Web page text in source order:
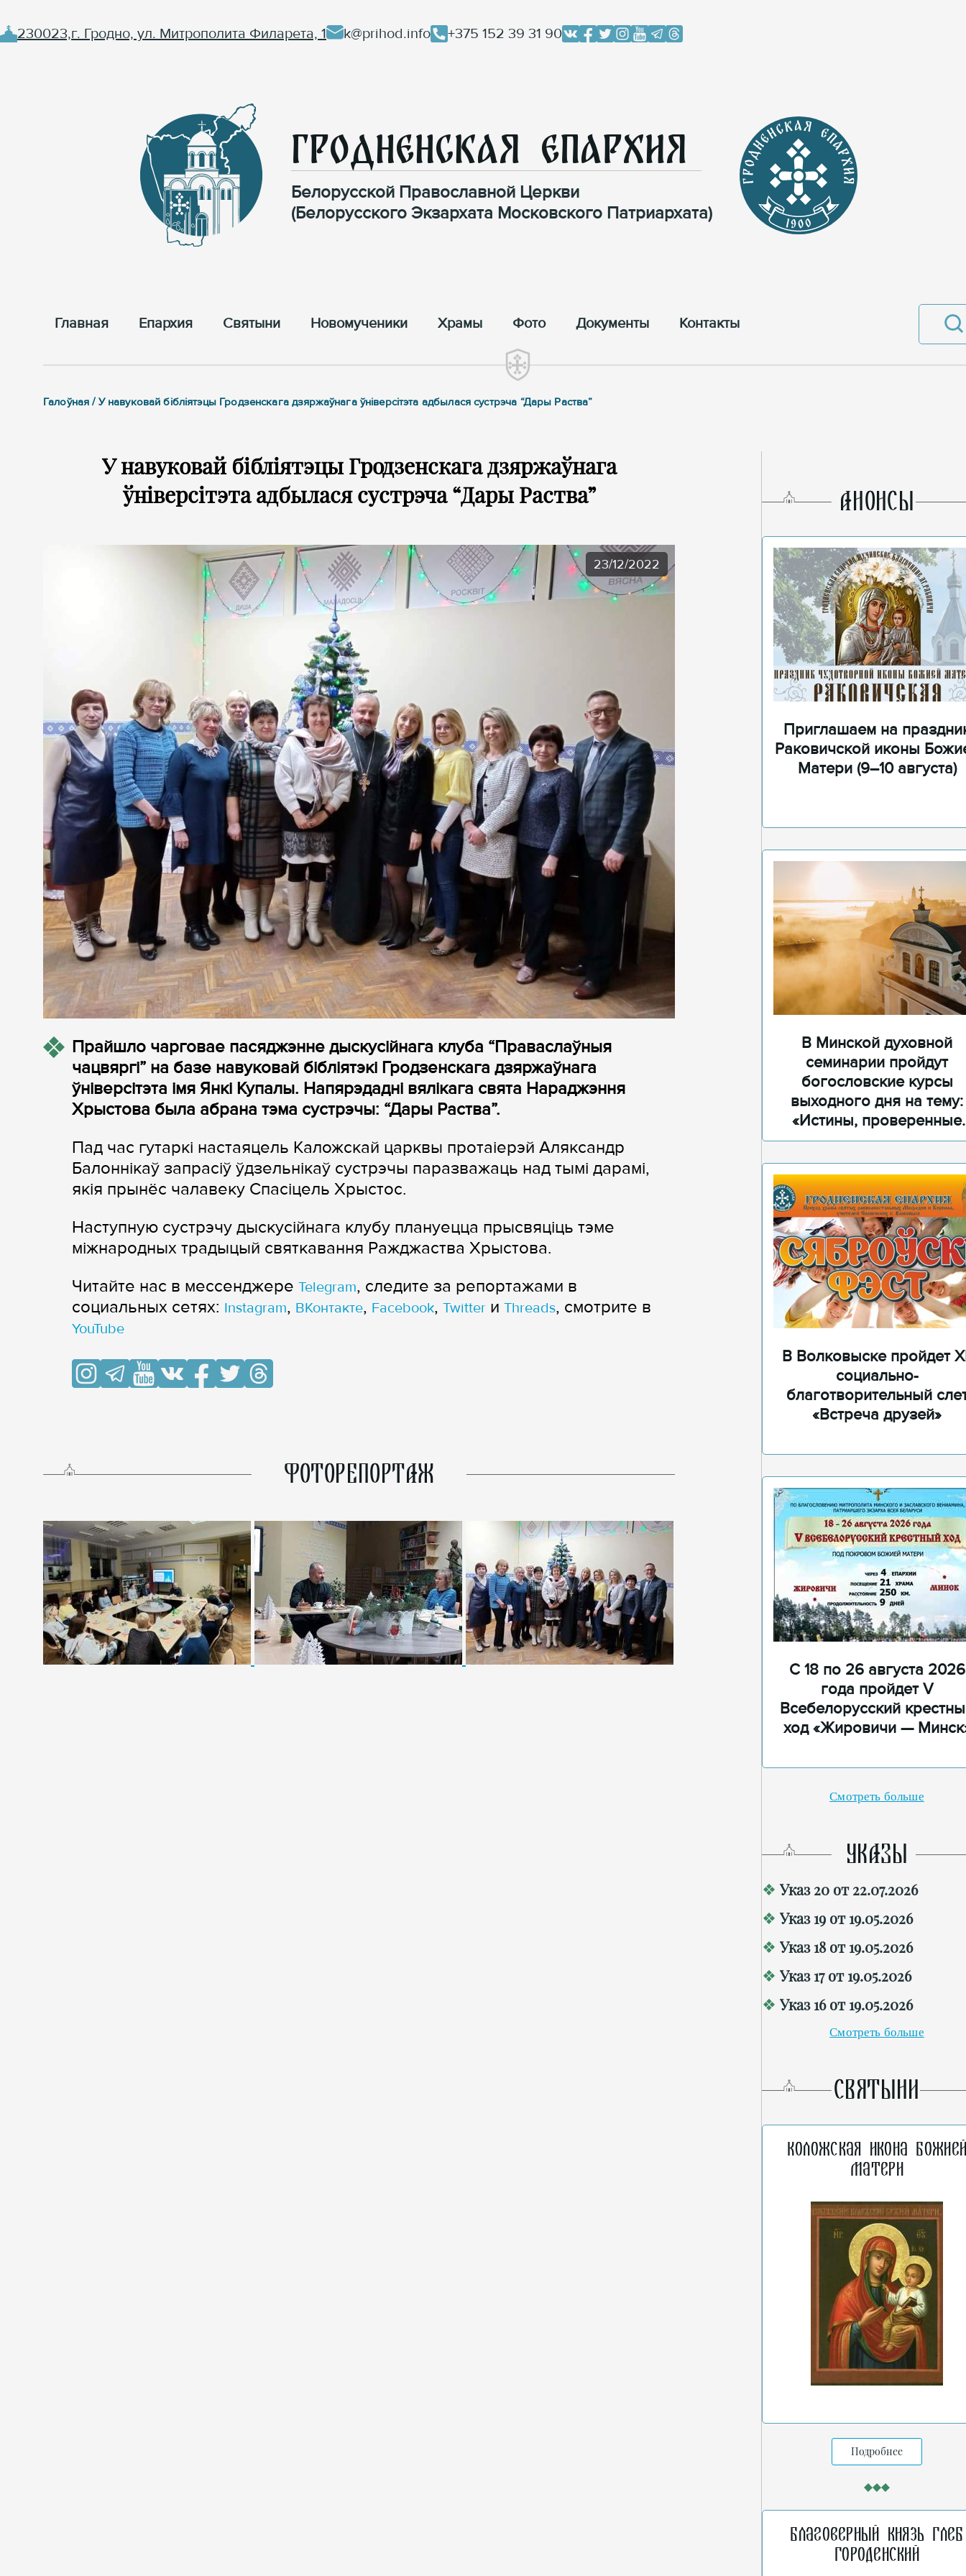
230023,г. Гродно, ул. Митрополита Филарета, 1 k@prihod.info +375 152 39 31 90
Гродненская Епархия
Белорусской Православной Церкви
(Белорусского Экзархата Московского Патриархата)
Главная Епархия Cвятыни Новомученики Храмы Фото Документы Контакты
Галоўная / У навуковай бібліятэцы Гродзенскага дзяржаўнага ўніверсітэта адбылася сустрэча “Дары Раства”
У навуковай бібліятэцы Гродзенскага дзяржаўнага
ўніверсітэта адбылася сустрэча “Дары Раства”
23/12/2022
Прайшло чарговае пасяджэнне дыскусійнага клуба “Праваслаўныя
чацвяргі” на базе навуковай бібліятэкі Гродзенскага дзяржаўнага
ўніверсітэта імя Янкі Купалы. Напярэдадні вялікага свята Нараджэння
Хрыстова была абрана тэма сустрэчы: “Дары Раства”.
Пад час гутаркі настаяцель Каложскай царквы протаіерэй Аляксандр
Балоннікаў запрасіў ўдзельнікаў сустрэчы паразважаць над тымі дарамі,
якія прынёс чалавеку Спасіцель Хрыстос.
Наступную сустрэчу дыскусійнага клубу плануецца прысвяціць тэме
міжнародных традыцый святкавання Ражджаства Хрыстова.
Читайте нас в мессенджере Telegram, следите за репортажами в
cоциальных сетях: Instagram, ВКонтакте, Facebook, Twitter и Threads, смотрите в
YouTube
ФОТОРЕПОРТАЖ
AНОНСЫ
Приглашаем на
Раковичской иконы
Матери (9–10 августа)
В Минской духовной
семинарии пройдут
богословские курсы
выходного дня на тему:
«Истины, проверенные
временем»
В Волковыске пройдет
социально-
благотворительный
«Встреча друзей»
С 18 по 26 августа 2026
года пройдет V
Всебелорусский
ход «Жировичи —
Смотреть больше
УКАЗЫ
Указ 20 от 22.07.2026
Указ 19 от 19.05.2026
Указ 18 от 19.05.2026
Указ 17 от 19.05.2026
Указ 16 от 19.05.2026
Смотреть больше
СВЯТЫНИ
Коложская икона
Матери
Подробнее
Благоверный князь Глеб
Городенский